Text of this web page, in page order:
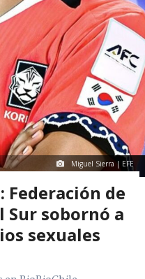
Miguel Sierra | EFE
Federación de
Sur sobornó a
sexuales